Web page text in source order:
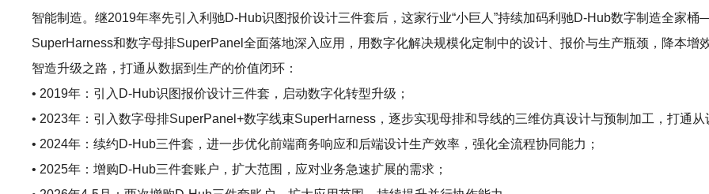
智能制造。继2019年率先引入利驰D-Hub识图报价设计三件套后，这家行业“小巨人”持续加码利驰D-Hub数字制造全家
SuperHarness和数字母排SuperPanel全面落地深入应用，用数字化解决规模化定制中的设计、报价与生产瓶颈，降本
智造升级之路，打通从数据到生产的价值闭环：
• 2019年：引入D-Hub识图报价设计三件套，启动数字化转型升级；
• 2023年：引入数字母排SuperPanel+数字线束SuperHarness，逐步实现母排和导线的三维仿真设计与预制加工，打通
• 2024年：续约D-Hub三件套，进一步优化前端商务响应和后端设计生产效率，强化全流程协同能力；
• 2025年：增购D-Hub三件套账户，扩大范围，应对业务急速扩展的需求；